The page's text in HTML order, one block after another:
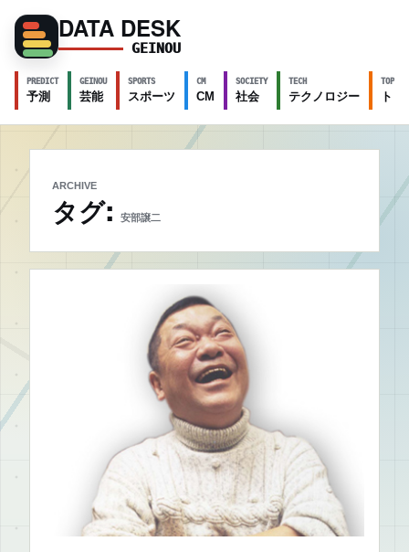
DATA DESK
GEINOU
PREDICT
予測
GEINOU
芸能
SPORTS
スポーツ
CM
CM
SOCIETY
社会
TECH
テクノロジー
TOPICS
ト
ARCHIVE
タグ: 安部譲二